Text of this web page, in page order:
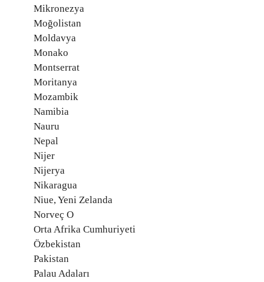
Mikronezya
Moğolistan
Moldavya
Monako
Montserrat
Moritanya
Mozambik
Namibia
Nauru
Nepal
Nijer
Nijerya
Nikaragua
Niue, Yeni Zelanda
Norveç O
Orta Afrika Cumhuriyeti
Özbekistan
Pakistan
Palau Adaları